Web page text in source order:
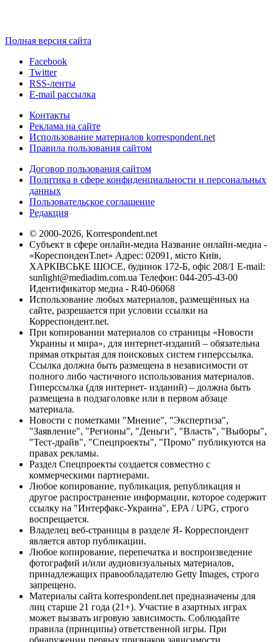
Полная версия сайта
Facebook
Twitter
RSS-ленты
E-mail рассылка
Контакты
Реклама на сайте
Использование материалов korrespondent.net
Правила пользования сайтом
Договор пользования сайтом
Политика в сфере конфиденциальности и персональных
данных
Пользовательское соглашение
Редакция
© 2000-2026, Korrespondent.net
Субъект в сфере онлайн-медиа Название онлайн-медиа -
«КореспонденТ.net» Адрес: 02091, місто Київ,
ХАРКІВСЬКЕ ШОСЕ, будинок 172-Б, офіс 208/1 E-mail:
sunlight@mediadim.com.ua Телефон: 044-205-43-00
Идентификатор медиа - R40-06068
Использование любых материалов, размещённых на
сайте, разрешается при условии ссылки на
Корреспондент.net.
При копировании материалов со страницы «Новости
Украины и мира», для интернет-изданий – обязательна
прямая открытая для поисковых систем гиперссылка.
Ссылка должна быть размещена в независимости от
полного либо частичного использования материалов.
Гиперссылка (для интернет- изданий) – должна быть
размещена в подзаголовке или в первом абзаце
материала.
Новости с пометками "Мнение", "Экспертиза",
"Заявление", "Регионы", "Деньги", "Власть", "Выборы",
"Тест-драйв", "Спецпроекты", "Промо" публикуются на
правах рекламы.
Раздел Спецпроекты создается совместно с
коммерческими партнерами.
Любое копирование, публикация, републикация и
другое распространение информации, которое содержит
ссылку на "Интерфакс-Украина", EPA / UPG, строго
воспрещается.
Владелец веб-страницы в разделе Я- Корреспондент
является автор публикации.
Любое копирование, перепечатка и воспроизведение
фотографий и/или аудиовизуальных материалов,
принадлежащих правообладателю Getty Images, строго
запрещено.
Материалы сайта korrespondent.net предназначены для
лиц старше 21 года (21+). Участие в азартных играх
может вызвать игровую зависимость. Соблюдайте
правила (принципы) ответственной игры. При
обнаружении первых признаков зависимости